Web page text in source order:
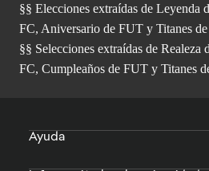
§§ Elecciones extraídas de Leyenda
FC, Aniversario de FUT y Titanes
§§ Selecciones extraídas de Realeza
FC, Cumpleaños de FUT y Titanes
Ayuda